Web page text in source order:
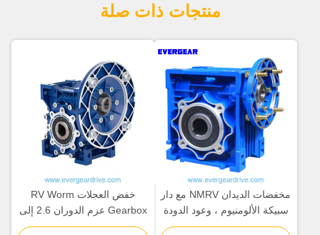
منتجات ذات صلة
مخفضات الديدان NMRV مع دار
سبيكة الألومنيوم ، وعود الدودة
المقاومة ، ومدى الطاقة 0.06 ~
خفض العجلات RV Worm
Gearbox عزم الدوران 2.6 إلى
1760 Nm نطاق درجة الحرارة